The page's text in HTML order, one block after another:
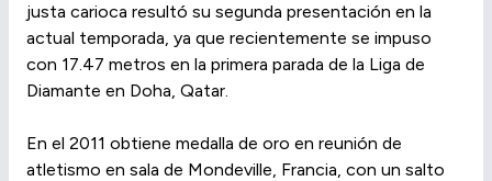
justa carioca resultó su segunda presentación en la
actual temporada, ya que recientemente se impuso
con 17.47 metros en la primera parada de la Liga de
Diamante en Doha, Qatar.
En el 2011 obtiene medalla de oro en reunión de
atletismo en sala de Mondeville, Francia, con un salto